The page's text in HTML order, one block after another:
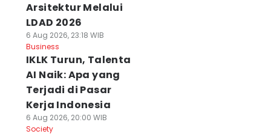
Arsitektur Melalui
LDAD 2026
6 Aug 2026, 23:18 WIB
Business
IKLK Turun, Talenta
AI Naik: Apa yang
Terjadi di Pasar
Kerja Indonesia
6 Aug 2026, 20:00 WIB
Society